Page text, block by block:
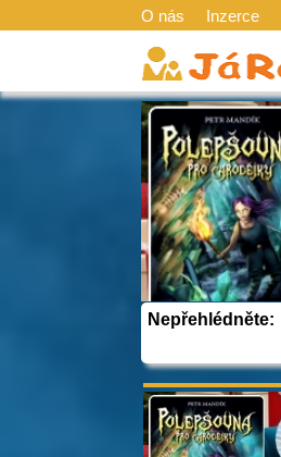
O nás Inzerce
Nepřehlédněte: